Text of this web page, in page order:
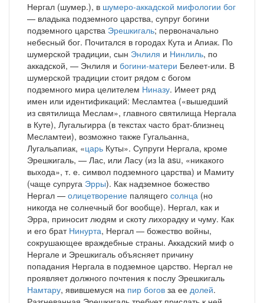
Нергал (шумер.), в шумеро-аккадской мифологии бог
— владыка подземного царства, супруг богини
подземного царства Эрешкигаль; первоначально
небесный бог. Почитался в городах Кута и Апиак. По
шумерской традиции, сын Энлиля и Нинлиль, по
аккадской, — Энлиля и богини-матери Белеет-или. В
шумерской традиции стоит рядом с богом
подземного мира целителем Ниназу. Имеет ряд
имен или идентификаций: Месламтеа («вышедший
из святилища Меслам», главного святилища Нергала
в Куте), Лугальгирра (в текстах часто брат-близнец
Месламтеи), возможно также Гугальанна,
Лугальапиак, «царь Куты». Супруги Нергала, кроме
Эрешкигаль, — Лас, или Ласу (из la asu, «никакого
выхода», т. е. символ подземного царства) и Мамиту
(чаще супруга Эрры). Как надземное божество
Нергал — олицетворение палящего солнца (но
никогда не солнечный бог вообще). Нергал, как и
Эрра, приносит людям и скоту лихорадку и чуму. Как
и его брат Нинурта, Нергал — божество войны,
сокрушающее враждебные страны. Аккадский миф о
Нергале и Эрешкигаль объясняет причину
попадания Нергала в подземное царство. Нергал не
проявляет должного почтения к послу Эрешкигаль
Намтару, явившемуся на пир богов за ее долей.